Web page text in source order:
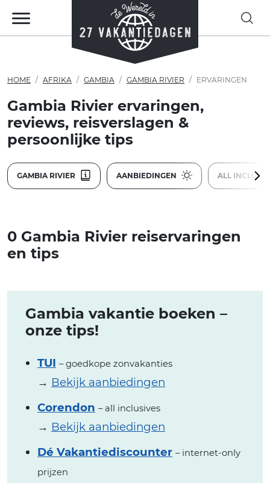
HOME AFRIKA GAMBIA GAMBIA RIVIER ERVARINGEN
Gambia Rivier ervaringen,
reviews, reisverslagen &
persoonlijke tips
GAMBIA RIVIER AANBIEDINGEN ALL
0 Gambia Rivier reiservaringen
en tips
Gambia vakantie boeken –
onze tips!
TUI – goedkope zonvakanties
→ Bekijk aanbiedingen
Corendon – all inclusives
→ Bekijk aanbiedingen
Dé Vakantiediscounter – internet-only
prijzen